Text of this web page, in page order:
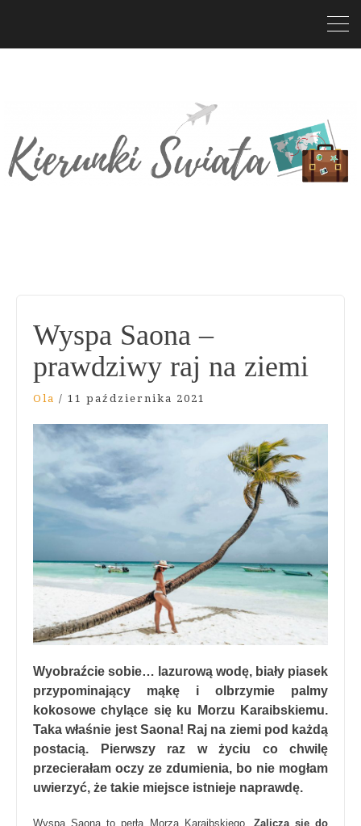
Wyspa Saona –
prawdziwy raj na ziemi
Ola / 11 października 2021
Wyobraźcie sobie… lazurową wodę, biały piasek
przypominający mąkę i olbrzymie palmy
kokosowe chylące się ku Morzu Karaibskiemu.
Taka właśnie jest Saona! Raj na ziemi pod każdą
postacią. Pierwszy raz w życiu co chwilę
przecierałam oczy ze zdumienia, bo nie mogłam
uwierzyć, że takie miejsce istnieje naprawdę.
Wyspa Saona to perła Morza Karaibskiego. Zalicza się do